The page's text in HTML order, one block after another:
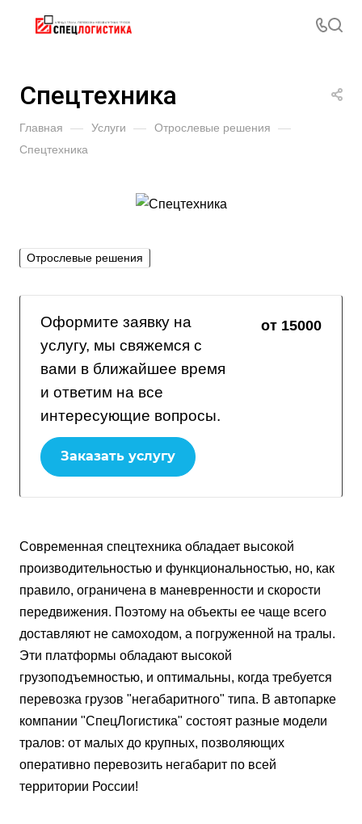
Спецтехника
Главная — Услуги — Отрослевые решения —
Спецтехника
Отрослевые решения
Оформите заявку на
услугу, мы свяжемся с
вами в ближайшее время
и ответим на все
интересующие вопросы.
от 15000
Заказать услугу
Современная спецтехника обладает высокой
производительностью и функциональностью, но, как
правило, ограничена в маневренности и скорости
передвижения. Поэтому на объекты ее чаще всего
доставляют не самоходом, а погруженной на тралы.
Эти платформы обладают высокой
грузоподъемностью, и оптимальны, когда требуется
перевозка грузов "негабаритного" типа. В автопарке
компании "СпецЛогистика" состоят разные модели
тралов: от малых до крупных, позволяющих
оперативно перевозить негабарит по всей
территории России!